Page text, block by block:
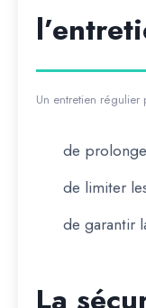
Un entretien régulier
de
de limiter
de garantir
La